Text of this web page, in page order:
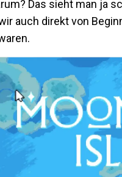
Das sieht man ja
auch direkt von